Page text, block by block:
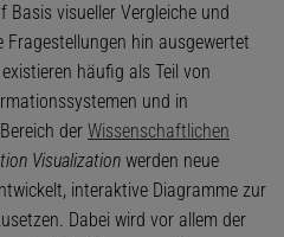
Basis visueller Vergleiche und
hin ausgewertet
häufig als Teil von
und in
der Wissenschaftlichen
Visualization werden neue
interaktive Diagramme zur
Dabei wird vor allem der